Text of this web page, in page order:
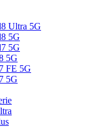
Ultra 5G
5G
5G
5G
FE 5G
5G